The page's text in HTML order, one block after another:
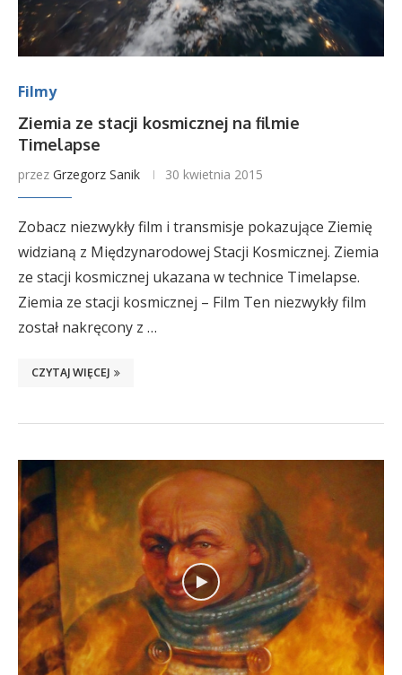
Filmy
Ziemia ze stacji kosmicznej na filmie
Timelapse
przez Grzegorz Sanik 30 kwietnia 2015
Zobacz niezwykły film i transmisje pokazujące Ziemię
widzianą z Międzynarodowej Stacji Kosmicznej. Ziemia
ze stacji kosmicznej ukazana w technice Timelapse.
Ziemia ze stacji kosmicznej – Film Ten niezwykły film
został nakręcony z …
CZYTAJ WIĘCEJ